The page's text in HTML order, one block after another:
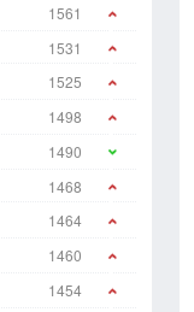
1561
1531
1525
1498
1490
1468
1464
1460
1454